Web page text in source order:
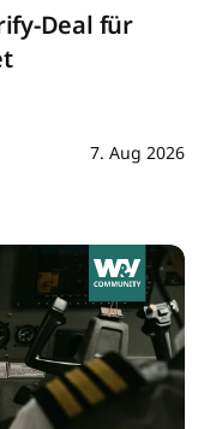
Deal für
7. Aug 2026